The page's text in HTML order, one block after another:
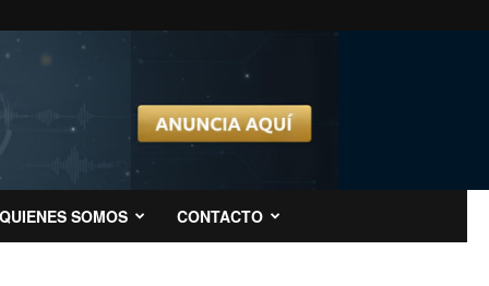
QUIENES SOMOS CONTACTO